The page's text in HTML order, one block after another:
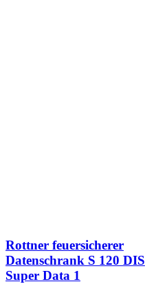
Rottner feuersicherer
Datenschrank S 120 DIS
Super Data 1